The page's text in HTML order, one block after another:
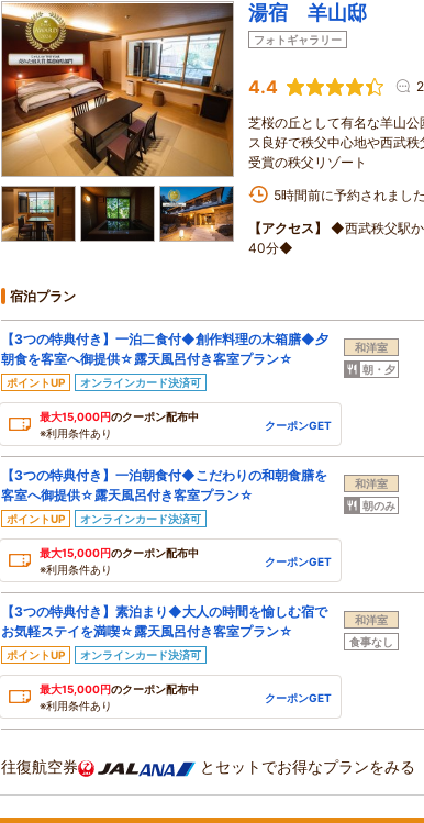
湯宿 羊山邸
フォトギャラリー
4.4
芝桜の丘として有名な羊山
ス良好で秩父中心地や西武
受賞の秩父リゾート
5時間前に予約されました
【アクセス】
◆西武秩父駅
40分◆
宿泊プラン
【3つの特典付き】一泊二食付◆創作料理の木箱膳◆夕
朝食を客室へ御提供☆露天風呂付き客室プラン☆
ポイントUP オンラインカード決済可
最大15,000円のクーポン配布中
※利用条件あり
クーポンGET
和洋室
朝・夕
【3つの特典付き】一泊朝食付◆こだわりの和朝食膳を
客室へ御提供☆露天風呂付き客室プラン☆
ポイントUP オンラインカード決済可
最大15,000円のクーポン配布中
※利用条件あり
クーポンGET
和洋室
朝のみ
【3つの特典付き】素泊まり◆大人の時間を愉しむ宿で
お気軽ステイを満喫☆露天風呂付き客室プラン☆
ポイントUP オンラインカード決済可
最大15,000円のクーポン配布中
※利用条件あり
クーポンGET
和洋室
食事なし
往復航空券 とセットでお得なプランをみる